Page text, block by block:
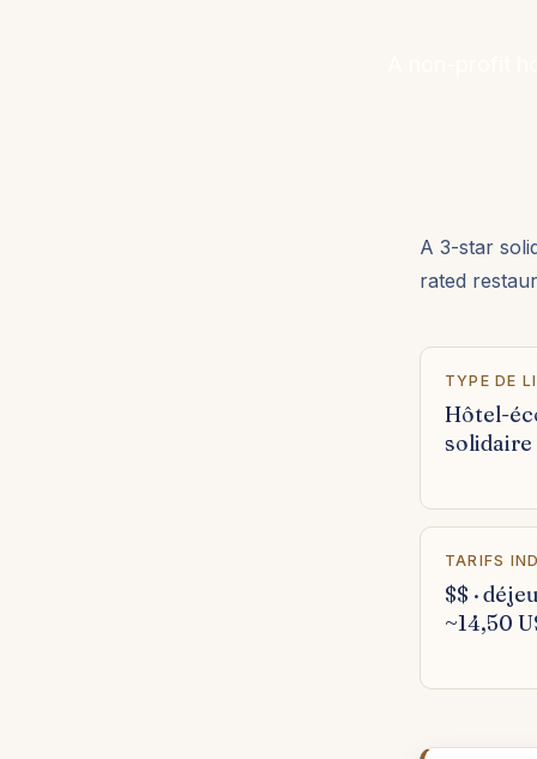
A 3-star
rated
TYPE DE
Hôtel-
solidaire
TARIFS
$$ ·
~14,50